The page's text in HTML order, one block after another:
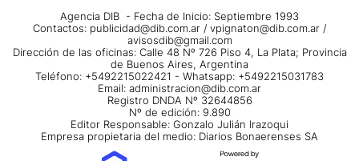
Agencia DIB - Fecha de Inicio: Septiembre 1993
Contactos: publicidad@dib.com.ar / vpignaton@dib.com.ar /
avisosdib@gmail.com
Dirección de las oficinas: Calle 48 Nº 726 Piso 4, La Plata; Provincia
de Buenos Aires, Argentina
Teléfono: +5492215022421 - Whatsapp: +5492215031783
Email: administracion@dib.com.ar
Registro DNDA Nº 32644856
Nº de edición: 9.890
Editor Responsable: Gonzalo Julián Irazoqui
Empresa propietaria del medio: Diarios Bonaerenses SA